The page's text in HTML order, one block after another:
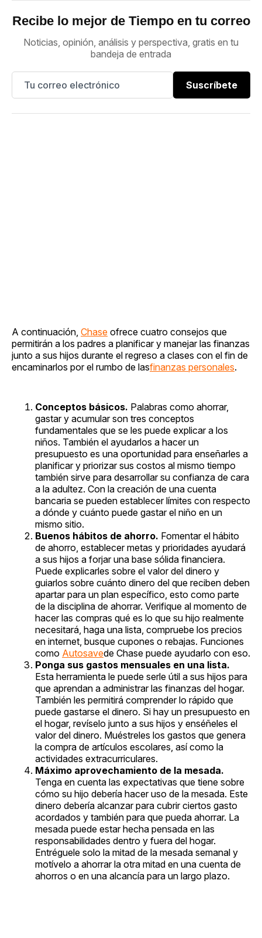
Recibe lo mejor de Tiempo en tu correo
Noticias, opinión, análisis y perspectiva, gratis en tu
bandeja de entrada
Suscríbete
A continuación, Chase ofrece cuatro consejos que
permitirán a los padres a planificar y manejar las finanzas
junto a sus hijos durante el regreso a clases con el fin de
encaminarlos por el rumbo de lasfinanzas personales.
Conceptos básicos. Palabras como ahorrar,
gastar y acumular son tres conceptos
fundamentales que se les puede explicar a los
niños. También el ayudarlos a hacer un
presupuesto es una oportunidad para enseñarles a
planificar y priorizar sus costos al mismo tiempo
también sirve para desarrollar su confianza de cara
a la adultez. Con la creación de una cuenta
bancaria se pueden establecer límites con respecto
a dónde y cuánto puede gastar el niño en un
mismo sitio.
Buenos hábitos de ahorro. Fomentar el hábito
de ahorro, establecer metas y prioridades ayudará
a sus hijos a forjar una base sólida financiera.
Puede explicarles sobre el valor del dinero y
guiarlos sobre cuánto dinero del que reciben deben
apartar para un plan específico, esto como parte
de la disciplina de ahorrar. Verifique al momento de
hacer las compras qué es lo que su hijo realmente
necesitará, haga una lista, compruebe los precios
en internet, busque cupones o rebajas. Funciones
como Autosavede Chase puede ayudarlo con eso.
Ponga sus gastos mensuales en una lista.
Esta herramienta le puede serle útil a sus hijos para
que aprendan a administrar las finanzas del hogar.
También les permitirá comprender lo rápido que
puede gastarse el dinero. Si hay un presupuesto en
el hogar, revíselo junto a sus hijos y enséñeles el
valor del dinero. Muéstreles los gastos que genera
la compra de artículos escolares, así como la
actividades extracurriculares.
Máximo aprovechamiento de la mesada.
Tenga en cuenta las expectativas que tiene sobre
cómo su hijo debería hacer uso de la mesada. Este
dinero debería alcanzar para cubrir ciertos gasto
acordados y también para que pueda ahorrar. La
mesada puede estar hecha pensada en las
responsabilidades dentro y fuera del hogar.
Entréguele solo la mitad de la mesada semanal y
motívelo a ahorrar la otra mitad en una cuenta de
ahorros o en una alcancía para un largo plazo.